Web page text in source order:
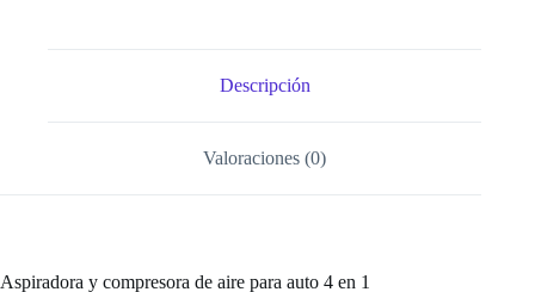
ts
pp
bo tte ail y
Li
nk
Descripción
Valoraciones (0)
Aspiradora y compresora de aire para auto 4 en 1